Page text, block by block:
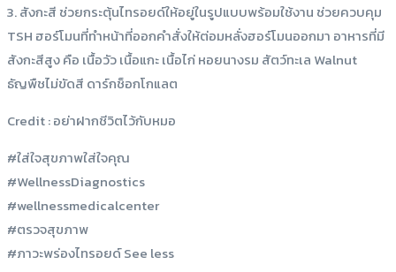
3. สังกะสี ช่วยกระตุ้นไทรอยด์ให้อยู่ในรูปแบบพร้อมใช้งาน ช่วยควบคุม
TSH ฮอร์โมนที่ทำหน้าที่ออกคำสั่งให้ต่อมหลั่งฮอร์โมนออกมา อาหารที่มี
สังกะสีสูง คือ เนื้อวัว เนื้อแกะ เนื้อไก่ หอยนางรม สัตว์ทะเล Walnut
ธัญพืชไม่ขัดสี ดาร์กช็อกโกแลต
Credit : อย่าฝากชีวิตไว้กับหมอ
#ใส่ใจสุขภาพใส่ใจคุณ
#WellnessDiagnostics
#wellnessmedicalcenter
#ตรวจสุขภาพ
#ภาวะพร่องไทรอยด์ See less